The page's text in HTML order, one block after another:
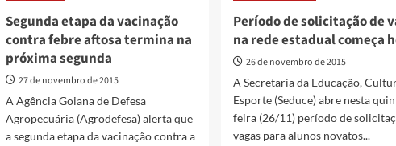
Segunda etapa da vacinação
contra febre aftosa termina na
próxima segunda
27 de novembro de 2015
A Agência Goiana de Defesa
Agropecuária (Agrodefesa) alerta que
a segunda etapa da vacinação contra a
Período de solicitação de
na rede estadual começa
26 de novembro de 2015
A Secretaria da Educação,
Esporte (Seduce) abre nesta
feira (26/11) período de
vagas para alunos novatos...